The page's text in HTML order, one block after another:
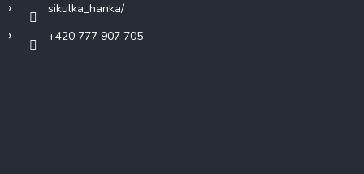
sikulka_hanka/
+420 777 907 705